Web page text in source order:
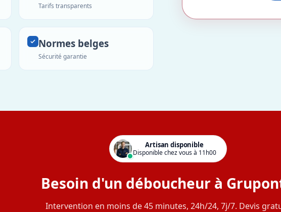
Tarifs transparents
Normes belges
Sécurité garantie
Artisan disponible
Disponible chez vous à 11h00
Besoin d'un déboucheur à
Intervention en moins de 45 minutes, 24h/24, 7j/7. Devis